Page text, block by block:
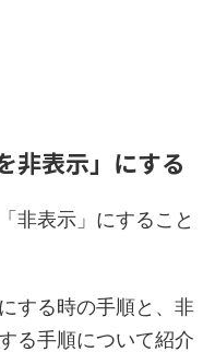
非表示」にする
非表示」にすること
する時の手順と、非
る手順について紹介